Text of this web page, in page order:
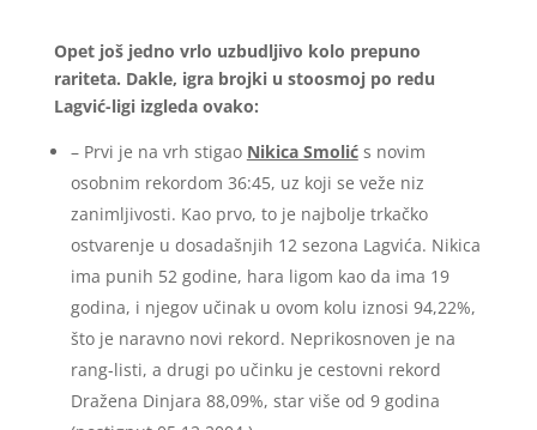
Opet još jedno vrlo uzbudljivo kolo prepuno
rariteta. Dakle, igra brojki u stoosmoj po redu
Lagvić-ligi izgleda ovako:
– Prvi je na vrh stigao Nikica Smolićs novim
osobnim rekordom 36:45, uz koji se veže niz
zanimljivosti. Kao prvo, to je najbolje trkačko
ostvarenje u dosadašnjih 12 sezona Lagvića. Nikica
ima punih 52 godine, hara ligom kao da ima 19
godina, i njegov učinak u ovom kolu iznosi 94,22%,
što je naravno novi rekord. Neprikosnoven je na
rang-listi, a drugi po učinku je cestovni rekord
Dražena Dinjara 88,09%, star više od 9 godina